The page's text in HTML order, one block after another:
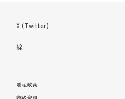
X (Twitter)
線
隱私政策